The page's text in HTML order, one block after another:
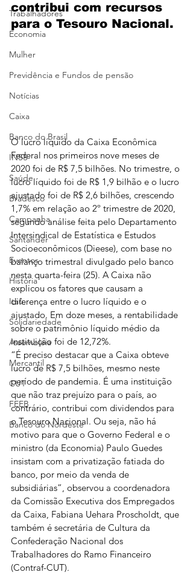
Trabalhadores
Economia
Mulher
Previdência e Fundos de pensão
Notícias
Caixa
Banco do Brasil
INSS
Saúde
Bradesco
Campanha
Santander
Eventos
História
Itaú
Solidariedade
Assembleia
Mercantil
CUT
FEEB
Banco do Nordeste
contribui com recursos
para o Tesouro Nacional.
O lucro líquido da Caixa Econômica
Federal nos primeiros nove meses de
2020 foi de R$ 7,5 bilhões. No trimestre, o
lucro líquido foi de R$ 1,9 bilhão e o lucro
ajustado foi de R$ 2,6 bilhões, crescendo
1,7% em relação ao 2º trimestre de 2020,
segundo análise feita pelo Departamento
Intersindical de Estatística e Estudos
Socioeconômicos (Dieese), com base no
balanço trimestral divulgado pelo banco
nesta quarta-feira (25). A Caixa não
explicou os fatores que causam a
diferença entre o lucro líquido e o
ajustado. Em doze meses, a rentabilidade
sobre o patrimônio líquido médio da
instituição foi de 12,72%.
“É preciso destacar que a Caixa obteve
lucro de R$ 7,5 bilhões, mesmo neste
período de pandemia. É uma instituição
que não traz prejuízo para o país, ao
contrário, contribui com dividendos para
o Tesouro Nacional. Ou seja, não há
motivo para que o Governo Federal e o
ministro (da Economia) Paulo Guedes
insistam com a privatização fatiada do
banco, por meio da venda de
subsidiárias”, observou a coordenadora
da Comissão Executiva dos Empregados
da Caixa, Fabiana Uehara Proscholdt, que
também é secretária de Cultura da
Confederação Nacional dos
Trabalhadores do Ramo Financeiro
(Contraf-CUT).